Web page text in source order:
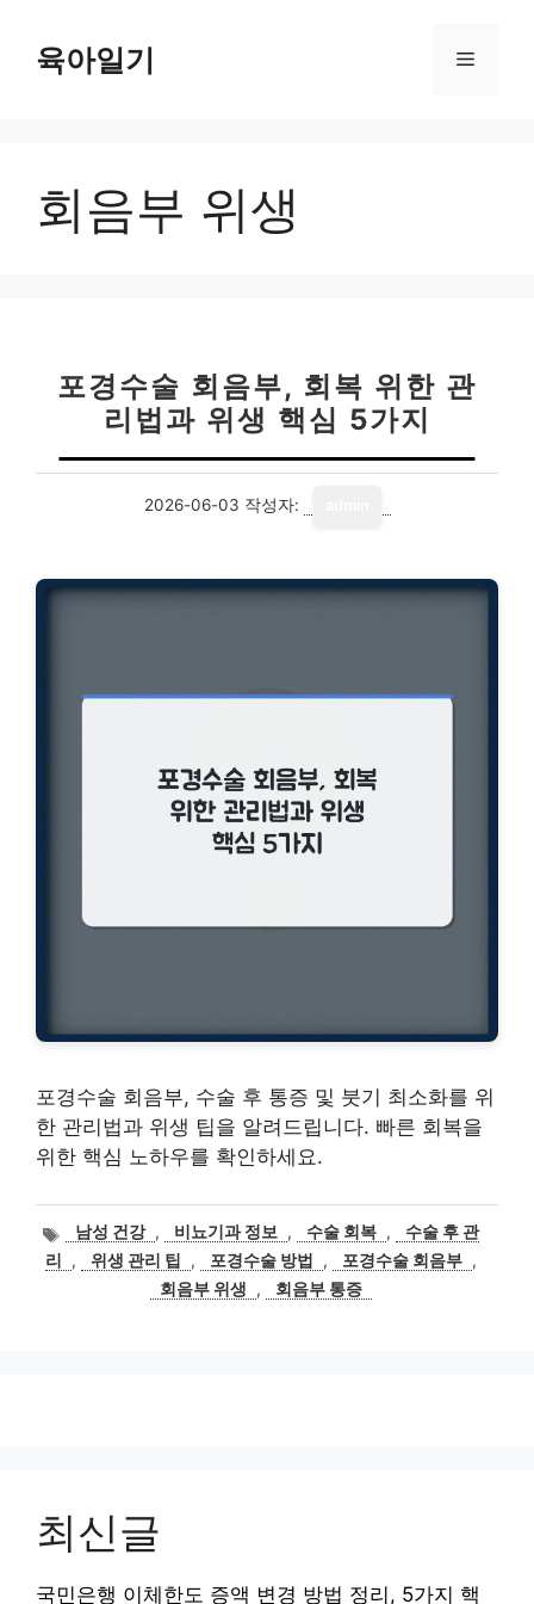
육아일기 메
회음부 위생
포경수술 회음부, 회복 위한 관
리법과 위생 핵심 5가지
2026-06-03 작성자:
포경수술 회음부, 수술 후 통증 및 붓기 최소화를 위
한 관리법과 위생 팁을 알려드립니다. 빠른 회복을
위한 핵심 노하우를 확인하세요.
태남성 건강 , 비뇨기과 정보 , 수술 회복 ,
수술 후 관
리
, 위생 관리 팁 , 포경수술 방법 , 포경수술 회음부 ,
회음부 위생
, 회음부 통증
최신글
국민은행 이체한도 증액 변경 방법 정리, 5가지 핵